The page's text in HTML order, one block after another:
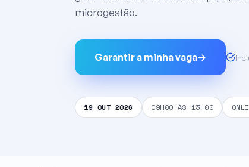
microgestão.
Garantir a minha vaga→
19 OUT 2026 09H00 ÀS 13H00